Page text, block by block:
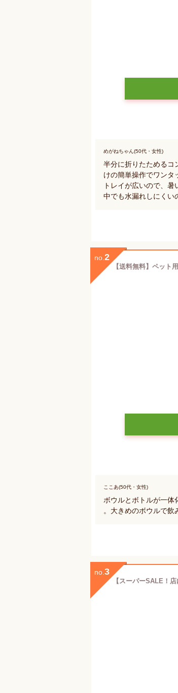
めがねちゃん(50代・女性)
半分に折りたためるコ
けの簡単操作でワンタ
トレイが広いので、
中でも水漏れしにくい
no. 2
ここあ(50代・女性)
ボウルとボトルが一体
。大きめのボウルで飲
no. 3